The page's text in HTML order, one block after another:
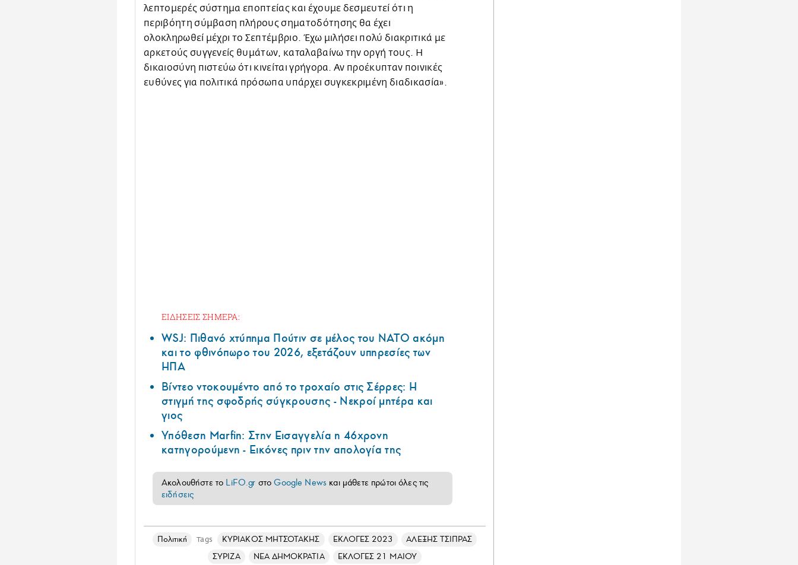
λεπτομερές σύστημα εποπτείας και έχουμε δεσμευτεί ότι η
περιβόητη σύμβαση πλήρους σηματοδότησης θα έχει
ολοκληρωθεί μέχρι το Σεπτέμβριο. Έχω μιλήσει πολύ διακριτικά με
αρκετούς συγγενείς θυμάτων, καταλαβαίνω την οργή τους. Η
δικαιοσύνη πιστεύω ότι κινείται γρήγορα. Αν προέκυπταν ποινικές
ευθύνες για πολιτικά πρόσωπα υπάρχει συγκεκριμένη διαδικασία».
ΕΙΔΗΣΕΙΣ ΣΗΜΕΡΑ:
WSJ: Πιθανό χτύπημα Πούτιν σε μέλος του ΝΑΤΟ ακόμη
και το φθινόπωρο του 2026, εξετάζουν υπηρεσίες των
ΗΠΑ
Βίντεο ντοκουμέντο από το τροχαίο στις Σέρρες: Η
στιγμή της σφοδρής σύγκρουσης - Νεκροί μητέρα και
γιος
Υπόθεση Marfin: Στην Εισαγγελία η 46χρονη
κατηγορούμενη - Εικόνες πριν την απολογία της
Ακολουθήστε το LiFO.gr στοGoogle News και μάθετε πρώτοι όλες τις
ειδήσεις
Πολιτική Tags ΚΥΡΙΑΚΟΣ ΜΗΤΣΟΤΑΚΗΣ ΕΚΛΟΓΕΣ 2023
ΑΛΕΞΗΣ ΤΣΙΠΡΑΣ
ΣΥΡΙΖΑ
ΝΕΑ ΔΗΜΟΚΡΑΤΙΑ ΕΚΛΟΓΕΣ 21 ΜΑΙΟΥ